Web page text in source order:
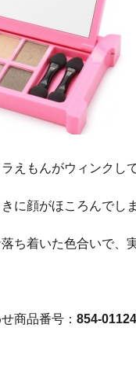
えもんがウィンクし
に顔がほころんでし
ち着いた色合いで、
商品番号：854-01124